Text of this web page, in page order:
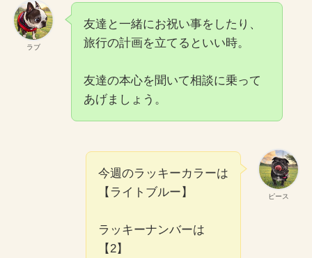
ラブ
友達と一緒にお祝い事をしたり、
旅行の計画を立てるといい時。
友達の本心を聞いて相談に乗って
あげましょう。
ピース
今週のラッキーカラーは
【ライトブルー】
ラッキーナンバーは
【2】